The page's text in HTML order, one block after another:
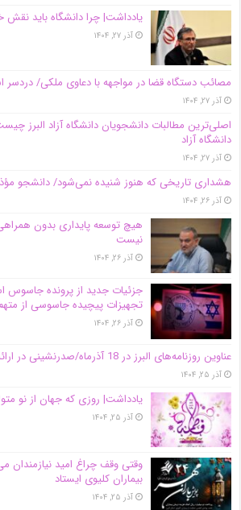
یادداشت| چرا دانشگاه باید نقش
آذر ۲۷, ۱۴۰۴
مصائب دستگاه قضا در مواجهه با دعاوی ملکی/ دردسر
آذر ۲۷, ۱۴۰۴
اصلی‌ترین مطالبات دانشجویان دانشگاه آزاد البرز
دانشگاه آز‌اد
آذر ۲۷, ۱۴۰۴
هشداری تاریخی که هنوز شنیده نمی‌شود/ دانشجو
آذر ۲۶, ۱۴۰۴
هیچ توسعه پایداری بدون
نیست
آذر ۲۶, ۱۴۰۴
جزئیات جدید از پرونده جاسوس
تجهیزات پیچیده جاسوسی از
آذر ۲۶, ۱۴۰۴
عناوین روزنامه‌های البرز در ‌18 آذرماه/صدرنشینی در ارائه خدمات زایمان بی‌درد
آذر ۲۵, ۱۴۰۴
یادداشت| روزی که جهان از نو
آذر ۲۵, ۱۴۰۴
وقتی وقف چراغ امید نیازمندان
بیماران کلیوی ایستاد
آذر ۲۵, ۱۴۰۴